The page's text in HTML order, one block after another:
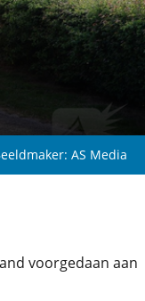
AS Media
voorgedaan aan